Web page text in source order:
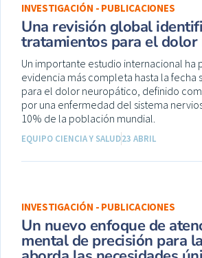
INVESTIGACIÓN - PUBLICACIONES
Una revisión global
tratamientos para el dolor
Un importante estudio internacional ha
evidencia más completa hasta la fecha
para el dolor neuropático, definido
por una enfermedad del sistema
10% de la población mundial.
EQUIPO CIENCIA Y SALUD23 ABRIL
INVESTIGACIÓN - PUBLICACIONES
Un nuevo enfoque de
mental de precisión para